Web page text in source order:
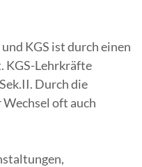
KGS ist durch einen
KGS-Lehrkräfte
Durch die
oft auch